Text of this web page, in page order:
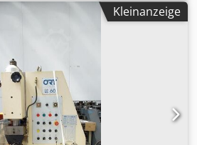
Lager in Gussago BS, unter Strom
Werkzeugmaschinen Italien
Prozess ohne Spanabfuhr,
werden kann, die die
(also des
zum Ziel haben oder die
Gewindes als
größeren Kaltverfestigung des
D Nekvea Anzahl der Rollen: 3
Kleinanzeige